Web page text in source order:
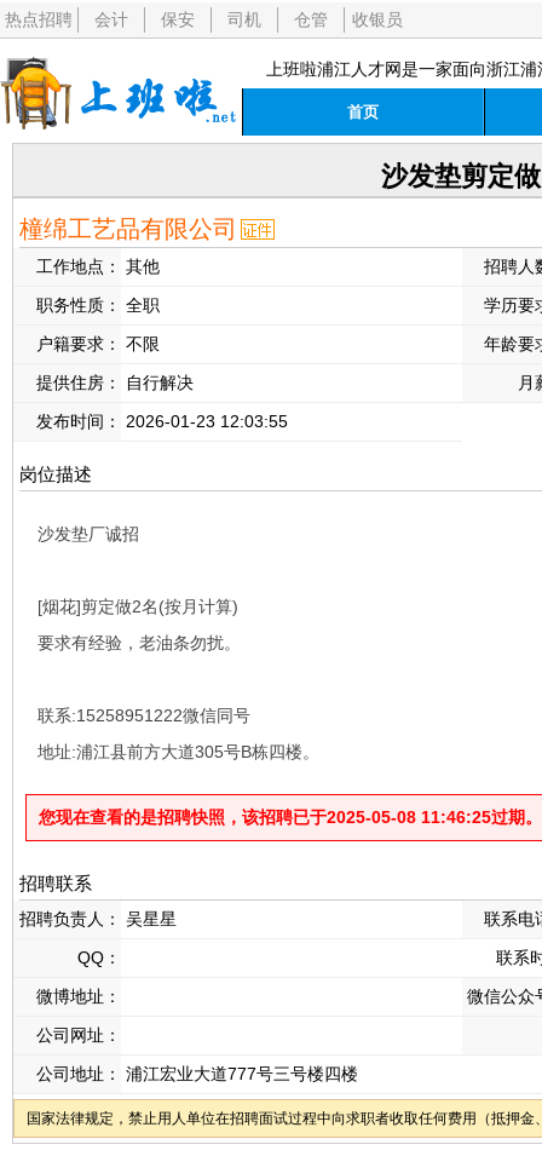
热点招聘 会计 保安 司机 仓管 收银员
上班啦浦江人才网是一家面向浙江
首页
沙发垫剪定做
橦绵工艺品有限公司
工作地点： 其他
招聘人
职务性质：
全职
学历要
户籍要求：
不限
年龄要
提供住房：
自行解决
月
发布时间：
2026-01-23 12:03:55
岗位描述
沙发垫厂诚招
[烟花]剪定做2名(按月计算)
要求有经验，老油条勿扰。
联系:15258951222微信同号
地址:浦江县前方大道305号B栋四楼。
您现在查看的是招聘快照，该招聘已于2025-05-08 11:46:25过期。
招聘联系
招聘负责人： 吴星星
联系电
QQ：
联系
微博地址：
微信公众
公司网址：
公司地址：
浦江宏业大道777号三号楼四楼
国家法律规定，禁止用人单位在招聘面试过程中向求职者收取任何费用（抵押